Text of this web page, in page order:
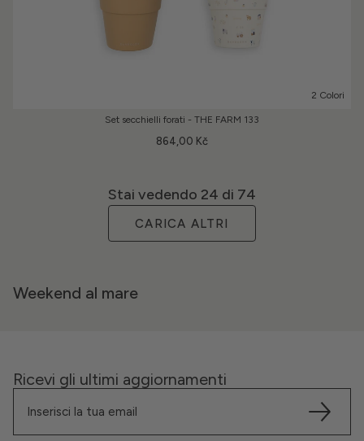
2 Colori
Set secchielli forati - THE FARM 133
864,00 Kč
Stai vedendo 24 di 74
CARICA ALTRI
Weekend al mare
Ricevi gli ultimi aggiornamenti